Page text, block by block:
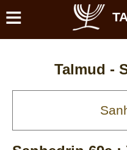
≡
Talmud -